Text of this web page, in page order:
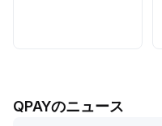
QPAYのニュース